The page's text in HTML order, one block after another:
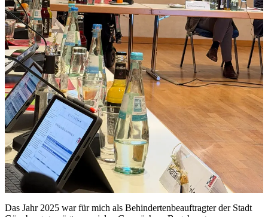
Das Jahr 2025 war für mich als Behindertenbeauftragter der Stadt